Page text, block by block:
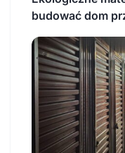
budować dom